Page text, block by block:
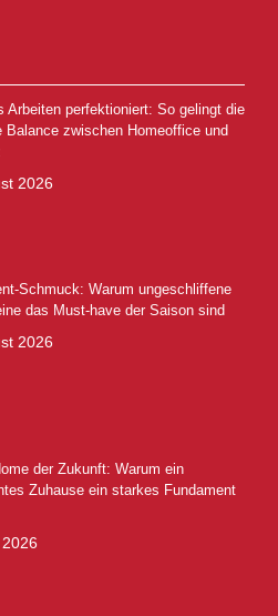
Arbeiten perfektioniert: So gelingt die
Balance zwischen Homeoffice und
2026
Schmuck: Warum ungeschliffene
das Must-have der Saison sind
2026
der Zukunft: Warum ein
Zuhause ein starkes Fundament